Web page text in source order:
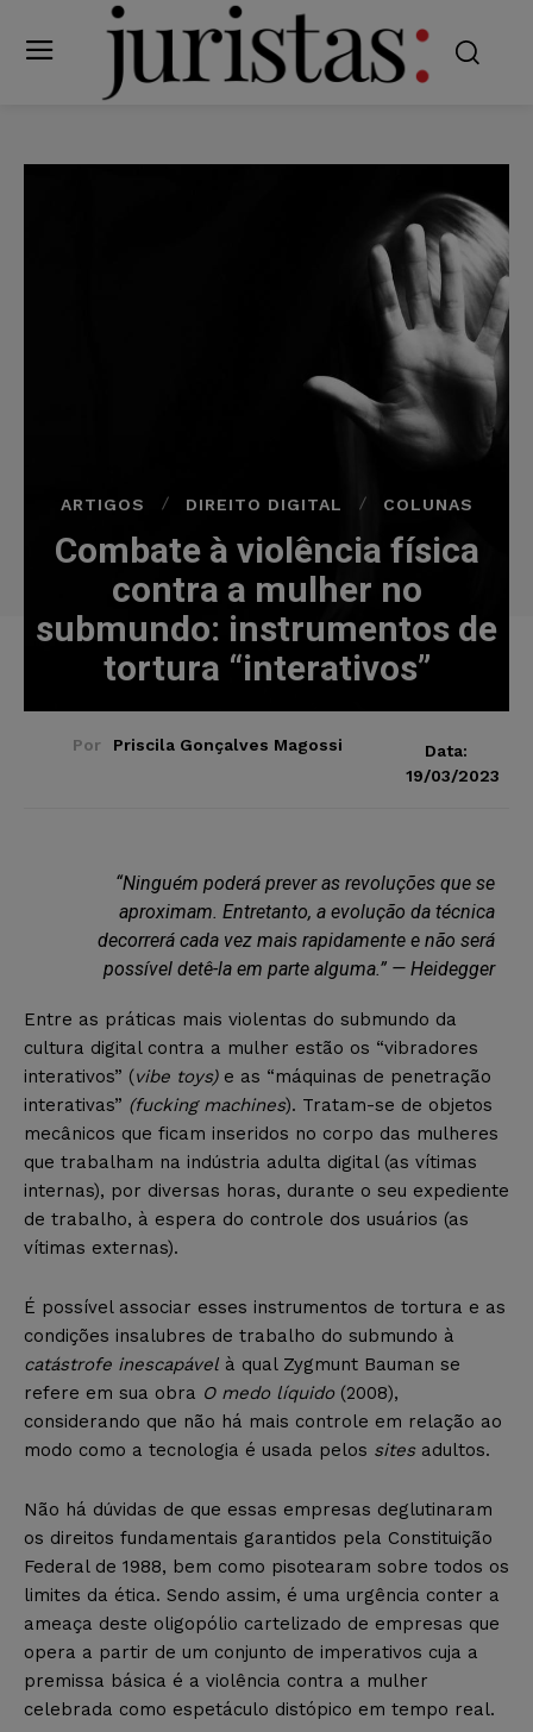
ARTIGOS DIREITO DIGITAL COLUNAS
Combate à violência física
contra a mulher no
submundo: instrumentos de
tortura “interativos”
Por Priscila Gonçalves Magossi
Data:
19/03/2023
“Ninguém poderá prever as revoluções que se
aproximam. Entretanto, a evolução da técnica
decorrerá cada vez mais rapidamente e não será
possível detê-la em parte alguma.” — Heidegger
Entre as práticas mais violentas do submundo da
cultura digital contra a mulher estão os “vibradores
interativos” (vibe toys) e as “máquinas de penetração
interativas” (fucking machines). Tratam-se de objetos
mecânicos que ficam inseridos no corpo das mulheres
que trabalham na indústria adulta digital (as vítimas
internas), por diversas horas, durante o seu expediente
de trabalho, à espera do controle dos usuários (as
vítimas externas).
É possível associar esses instrumentos de tortura e as
condições insalubres de trabalho do submundo à
catástrofe inescapável à qual Zygmunt Bauman se
refere em sua obra O medo líquido (2008),
considerando que não há mais controle em relação ao
modo como a tecnologia é usada pelos sitesadultos.
Não há dúvidas de que essas empresas deglutinaram
os direitos fundamentais garantidos pela Constituição
Federal de 1988, bem como pisotearam sobre todos os
limites da ética. Sendo assim, é uma urgência conter a
ameaça deste oligopólio cartelizado de empresas que
opera a partir de um conjunto de imperativos cuja a
premissa básica é a violência contra a mulher
celebrada como espetáculo distópico em tempo real.